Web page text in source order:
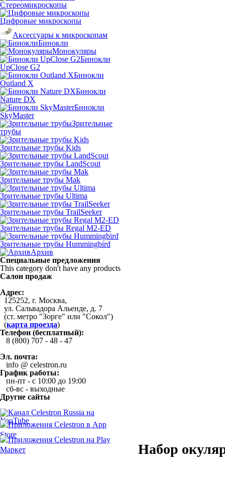
Стереомикроскопы
Цифровые микроскопы
Аксессуары к микроскопам
Бинокли
Монокуляры
Бинокли
UpClose G2
Бинокли
Outland X
Бинокли
Nature DX
Бинокли
SkyMaster
Зрительные
трубы
Зрительные трубы Kids
Зрительные трубы LandScout
Зрительные трубы Mak
Зрительные трубы Ultima
Зрительные трубы TrailSeeker
Зрительные трубы Regal M2-ED
Зрительные трубы Hummingbird
Архив
Специальные предложения
This category don't have any products
Салон продаж
Адрес:
125252, г. Москва,
ул. Сальвадора Альенде, д. 7
(ст. метро "Зорге" или "Сокол")
(карта проезда)
Телефон (бесплатный):
8 (800) 707 - 48 - 47
Эл. почта:
info @ celestron.ru
График работы:
пн-пт - с 10:00 до 19:00
сб-вс - выходные
Другие сайты
Набор